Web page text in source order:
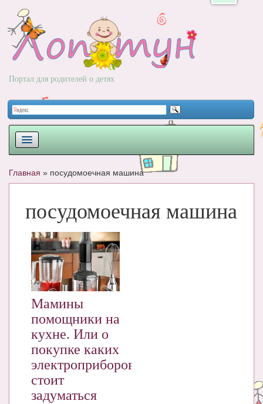
Портал для родителей о детях
НОВОРОЖДЕННЫЙ
РАЗВИТИЕ
ВОПРОС-ОТВЕТ
КНИГИ
Рекомендовано
ПСИХОЛОГИЯ
Главная » посудомоечная машина
посудомоечная машина
Мамины
помощники на
кухне. Или о
покупке каких
электроприборов
стоит
задуматься